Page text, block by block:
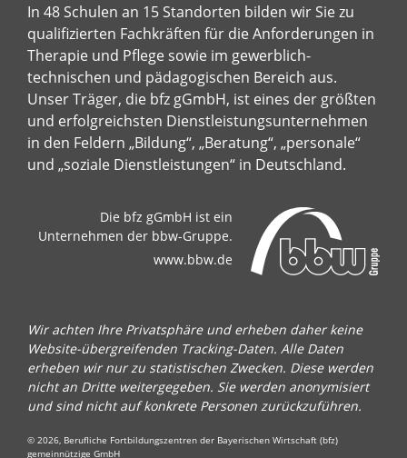
In 48 Schulen an 15 Standorten bilden wir Sie zu
qualifizierten Fachkräften für die Anforderungen in
Therapie und Pflege sowie im gewerblich-
technischen und pädagogischen Bereich aus.
Unser Träger, die bfz gGmbH, ist eines der größten
und erfolgreichsten Dienstleistungsunternehmen
in den Feldern „Bildung“, „Beratung“, „personale“
und „soziale Dienstleistungen“ in Deutschland.
Die bfz gGmbH ist ein
Unternehmen der bbw-Gruppe.
www.bbw.de
Wir achten Ihre Privatsphäre und erheben daher keine
Website-übergreifenden Tracking-Daten. Alle Daten
erheben wir nur zu statistischen Zwecken. Diese werden
nicht an Dritte weitergegeben. Sie werden anonymisiert
und sind nicht auf konkrete Personen zurückzuführen.
© 2026, Berufliche Fortbildungszentren der Bayerischen Wirtschaft (bfz)
gemeinnützige GmbH